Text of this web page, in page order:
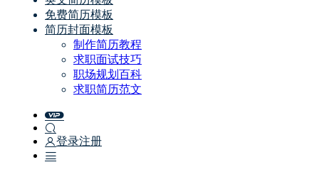
免费简历模板
简历封面模板
制作简历教程
求职面试技巧
职场规划百科
求职简历范文
登录注册